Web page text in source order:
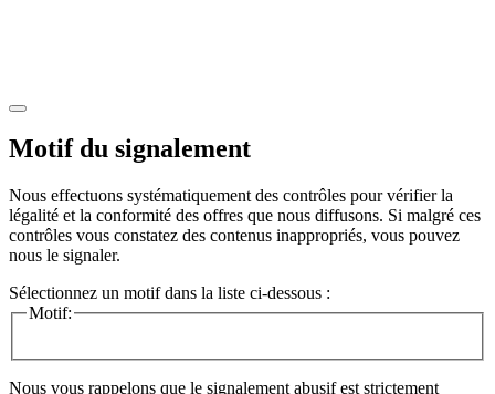
Motif du signalement
Nous effectuons systématiquement des contrôles pour vérifier la
légalité et la conformité des offres que nous diffusons. Si malgré ces
contrôles vous constatez des contenus inappropriés, vous pouvez
nous le signaler.
Sélectionnez un motif dans la liste ci-dessous :
Motif:
Nous vous rappelons que le signalement abusif est strictement